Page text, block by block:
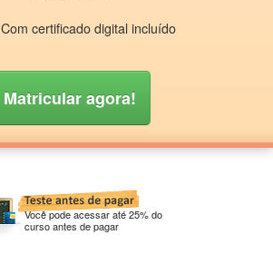
Com certificado digital incluído
Matricular agora!
Você pode acessar até 25% do
curso antes de pagar